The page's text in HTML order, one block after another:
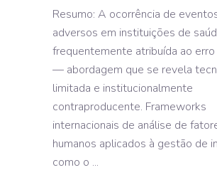
Resumo: A ocorrência de
adversos em instituições de
frequentemente atribuída ao erro
— abordagem que se revela
limitada e institucionalmente
contraproducente. Frameworks
internacionais de análise de
humanos aplicados à gestão de
como o